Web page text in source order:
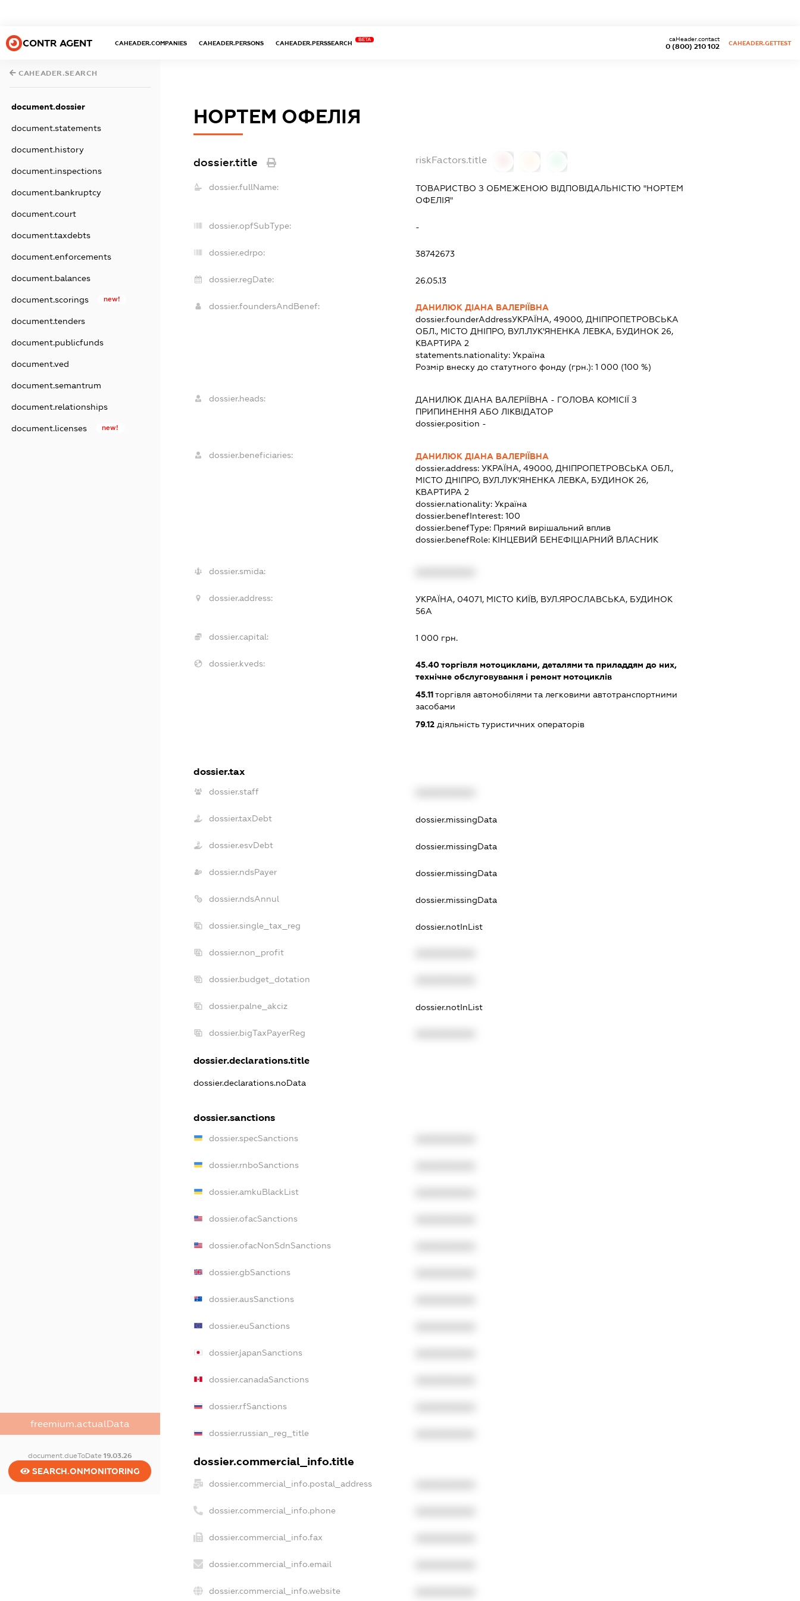
CONTR AGENT CAHEADER.COMPANIES CAHEADER.PERSONS CAHEADER.PERSSEARCH
BETA
0 (800) 210 102
caHeader.contact
CAHEADER.GETTEST
CAHEADER.SEARCH
document.dossier
document.statements
document.history
document.inspections
document.bankruptcy
document.court
document.taxdebts
document.enforcements
document.balances
document.scorings new!
document.tenders
document.publicfunds
document.ved
document.semantrum
document.relationships
document.licenses new!
freemium.actualData
document.dueToDate 19.03.26
SEARCH.ONMONITORING
НОРТЕМ ОФЕЛІЯ
dossier.title riskFactors.title
dossier.fullName:
ТОВАРИСТВО З ОБМЕЖЕНОЮ ВІДПОВІДАЛЬНІСТЮ "НОРТЕМ
ОФЕЛІЯ"
dossier.opfSubType: -
dossier.edrpo: 38742673
dossier.regDate: 26.05.13
dossier.foundersAndBenef:
ДАНИЛЮК ДІАНА ВАЛЕРІЇВНА
dossier.founderAddressУКРАЇНА, 49000, ДНІПРОПЕТРОВСЬКА
ОБЛ., МІСТО ДНІПРО, ВУЛ.ЛУК'ЯНЕНКА ЛЕВКА, БУДИНОК 26,
КВАРТИРА 2
statements.nationality: Україна
Розмір внеску до статутного фонду (грн.): 1 000 (100 %)
dossier.heads: ДАНИЛЮК ДІАНА ВАЛЕРІЇВНА - ГОЛОВА КОМІСІЇ З
ПРИПИНЕННЯ АБО ЛІКВІДАТОР
dossier.position -
dossier.beneficiaries:
ДАНИЛЮК ДІАНА ВАЛЕРІЇВНА
dossier.address: УКРАЇНА, 49000, ДНІПРОПЕТРОВСЬКА ОБЛ.,
МІСТО ДНІПРО, ВУЛ.ЛУК'ЯНЕНКА ЛЕВКА, БУДИНОК 26,
КВАРТИРА 2
dossier.nationality: Україна
dossier.benefInterest: 100
dossier.benefType: Прямий вирішальний вплив
dossier.benefRole: КІНЦЕВИЙ БЕНЕФІЦІАРНИЙ ВЛАСНИК
dossier.smida:
dossier.address:
УКРАЇНА, 04071, МІСТО КИЇВ, ВУЛ.ЯРОСЛАВСЬКА, БУДИНОК
56А
dossier.capital: 1 000 грн.
dossier.kveds: 45.40торгівля мотоциклами, деталями та приладдям до них,
технічне обслуговування і ремонт мотоциклів
45.11торгівля автомобілями та легковими автотранспортними
засобами
79.12діяльність туристичних операторів
dossier.tax
dossier.staff
dossier.taxDebt dossier.missingData
dossier.esvDebt dossier.missingData
dossier.ndsPayer dossier.missingData
dossier.ndsAnnul dossier.missingData
dossier.single_tax_reg dossier.notInList
dossier.non_profit
dossier.budget_dotation
dossier.palne_akciz dossier.notInList
dossier.bigTaxPayerReg
dossier.declarations.title
dossier.declarations.noData
dossier.sanctions
dossier.specSanctions
dossier.rnboSanctions
dossier.amkuBlackList
dossier.ofacSanctions
dossier.ofacNonSdnSanctions
dossier.gbSanctions
dossier.ausSanctions
dossier.euSanctions
dossier.japanSanctions
dossier.canadaSanctions
dossier.rfSanctions
dossier.russian_reg_title
dossier.commercial_info.title
dossier.commercial_info.postal_address
dossier.commercial_info.phone
dossier.commercial_info.fax
dossier.commercial_info.email
dossier.commercial_info.website